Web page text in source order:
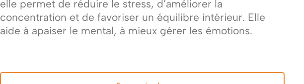
elle permet de réduire le stress, d’améliorer la
concentration et de favoriser un équilibre intérieur. Elle
aide à apaiser le mental, à mieux gérer les émotions.